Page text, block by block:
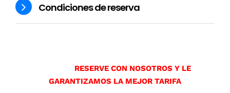
Condiciones de reserva
RESERVE CON NOSOTROS Y LE
GARANTIZAMOS LA MEJOR TARIFA